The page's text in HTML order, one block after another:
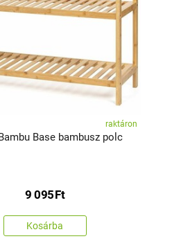
raktáron
Bambu Base bambusz polc
9 095Ft
Kosárba